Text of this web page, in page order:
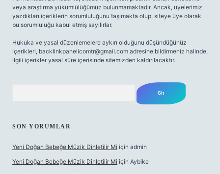
veya araştırma yükümlülüğümüz bulunmamaktadır. Ancak, üyelerimiz
yazdıkları içeriklerin sorumluluğunu taşımakta olup, siteye üye olarak
bu sorumluluğu kabul etmiş sayılırlar.
Hukuka ve yasal düzenlemelere aykırı olduğunu düşündüğünüz
içerikleri, backlinkpanelicomtr@gmail.com adresine bildirmeniz halinde,
ilgili içerikler yasal süre içerisinde sitemizden kaldırılacaktır.
SON YORUMLAR
Yeni Doğan Bebeğe Müzik Dinletilir Mi için admin
Yeni Doğan Bebeğe Müzik Dinletilir Mi için Aybike